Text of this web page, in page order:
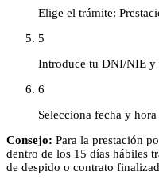
Elige el trámite:
5
Introduce tu DNI/NIE y
6
Selecciona fecha y
Consejo: Para la prestación
dentro de los 15 días hábiles
de despido o contrato